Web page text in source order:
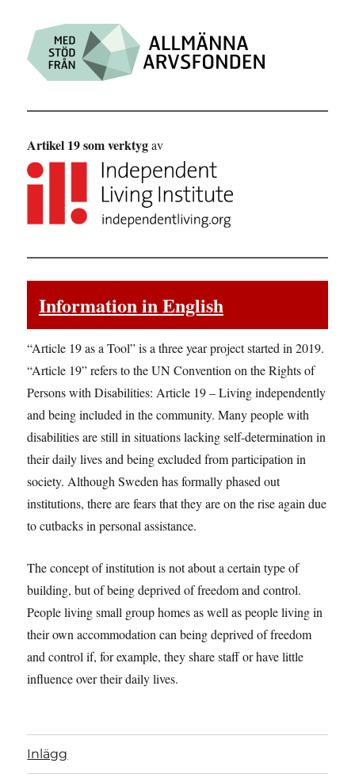
Artikel 19 som verktygav
Information in English
“Article 19 as a Tool” is a three year project started in 2019.
“Article 19” refers to the UN Convention on the Rights of
Persons with Disabilities: Article 19 – Living independently
and being included in the community. Many people with
disabilities are still in situations lacking self-determination in
their daily lives and being excluded from participation in
society. Although Sweden has formally phased out
institutions, there are fears that they are on the rise again due
to cutbacks in personal assistance.
The concept of institution is not about a certain type of
building, but of being deprived of freedom and control.
People living small group homes as well as people living in
their own accommodation can being deprived of freedom
and control if, for example, they share staff or have little
influence over their daily lives.
Inlägg